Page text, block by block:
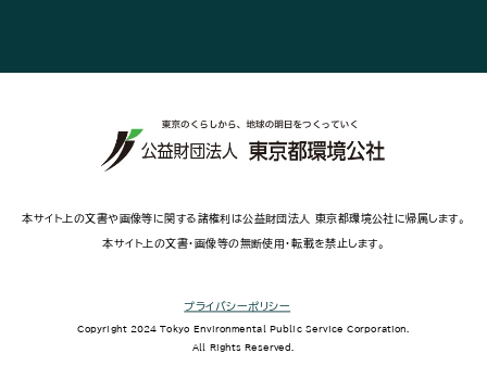
本サイト上の文書や画像等に関する諸権利は公益財団法人 東京都環境公社に帰属します。
本サイト上の文書・画像等の無断使用・転載を禁止します。
Copyright 2024 Tokyo Environmental Public Service Corporation.
All Rights Reserved.
プライバシーポリシー